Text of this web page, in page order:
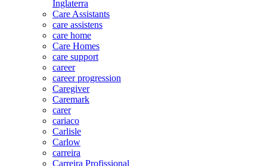
Inglaterra
Care Assistants
care assistens
care home
Care Homes
care support
career
career progression
Caregiver
Caremark
carer
cariaco
Carlisle
Carlow
carreira
Carreira Profissional